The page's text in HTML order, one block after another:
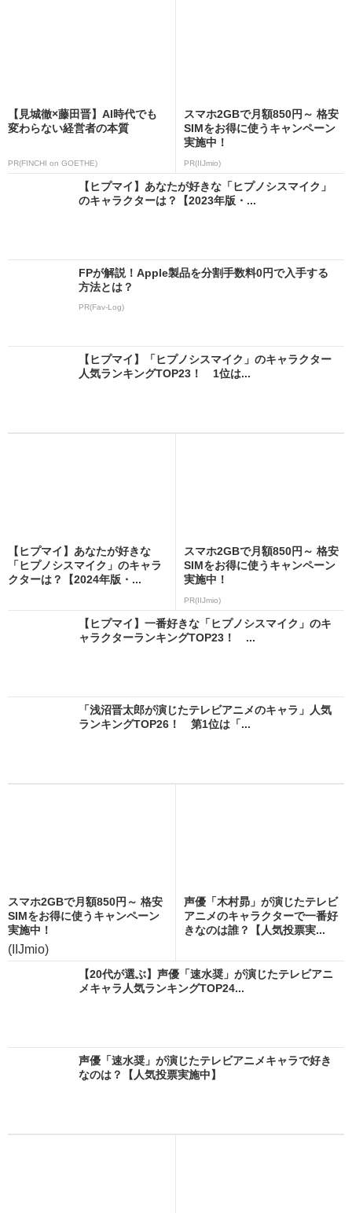
【見城徹×藤田晋】AI時代でも
変わらない経営者の本質
PR(FINCHI on GOETHE)
スマホ2GBで月額850円～ 格安
SIMをお得に使うキャンペーン
実施中！
PR(IIJmio)
【ヒプマイ】あなたが好きな「ヒプノシスマイク」
のキャラクターは？【2023年版・...
FPが解説！Apple製品を分割手数料0円で入手する
方法とは？
PR(Fav-Log)
【ヒプマイ】「ヒプノシスマイク」のキャラクター
人気ランキングTOP23！ 1位は...
【ヒプマイ】あなたが好きな
「ヒプノシスマイク」のキャラ
クターは？【2024年版・...
スマホ2GBで月額850円～ 格安
SIMをお得に使うキャンペーン
実施中！
PR(IIJmio)
【ヒプマイ】一番好きな「ヒプノシスマイク」のキ
ャラクターランキングTOP23！ ...
「浅沼晋太郎が演じたテレビアニメのキャラ」人気
ランキングTOP26！ 第1位は「...
スマホ2GBで月額850円～ 格安
SIMをお得に使うキャンペーン
実施中！
(IIJmio)
声優「木村昴」が演じたテレビ
アニメのキャラクターで一番好
きなのは誰？【人気投票実...
【20代が選ぶ】声優「速水奨」が演じたテレビアニ
メキャラ人気ランキングTOP24...
声優「速水奨」が演じたテレビアニメキャラで好き
なのは？【人気投票実施中】